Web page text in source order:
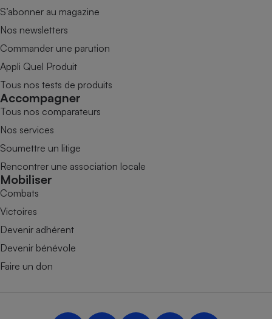
S’abonner au magazine
Nos newsletters
Commander une parution
Appli Quel Produit
Tous nos tests de produits
Accompagner
Tous nos comparateurs
Nos services
Soumettre un litige
Rencontrer une association locale
Mobiliser
Combats
Victoires
Devenir adhérent
Devenir bénévole
Faire un don